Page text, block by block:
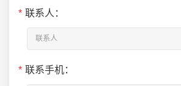
* 联系人：
* 联系手机：